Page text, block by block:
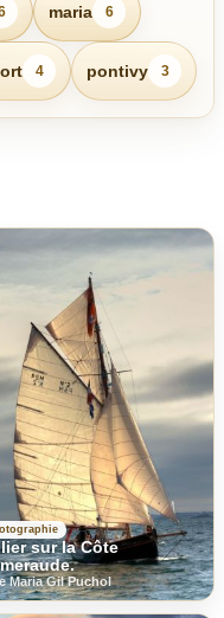
maria 6
4 pontivy 3
sur la Côte
Maria Gil Puchol